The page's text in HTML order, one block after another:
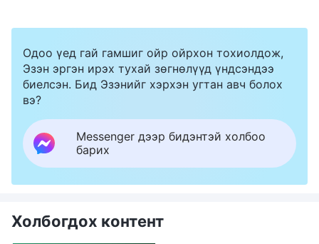
Одоо үед гай гамшиг ойр ойрхон тохиолдож,
Эзэн эргэн ирэх тухай зөгнөлүүд үндсэндээ
биелсэн. Бид Эзэнийг хэрхэн угтан авч болох
вэ?
Messenger дээр бидэнтэй холбоо
барих
Холбогдох контент